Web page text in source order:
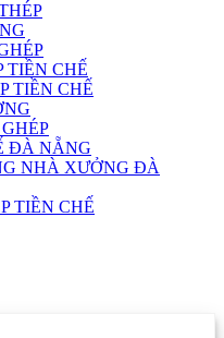
TIỀN CHẾ
TIỀN CHẾ
ĐÀ NẴNG
NHÀ XƯỞNG ĐÀ
TIỀN CHẾ